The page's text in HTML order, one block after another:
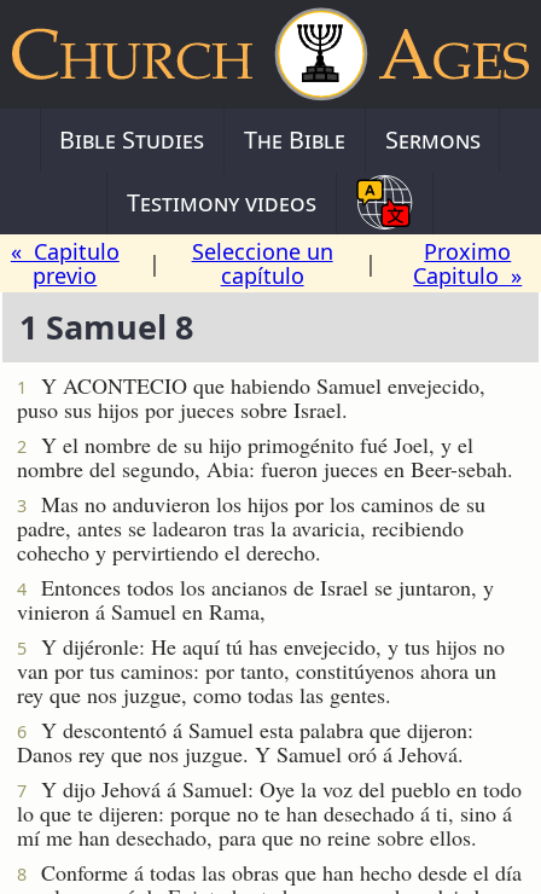
Bible Studies The Bible
Sermons
Testimony videos
« Capitulo
previo
|
Seleccione un
capítulo
|
Proximo
Capitulo »
1 Samuel 8
1
Y ACONTECIO que habiendo Samuel envejecido,
puso sus hijos por jueces sobre Israel.
2
Y el nombre de su hijo primogénito fué Joel, y el
nombre del segundo, Abia: fueron jueces en Beer-sebah.
3
Mas no anduvieron los hijos por los caminos de su
padre, antes se ladearon tras la avaricia, recibiendo
cohecho y pervirtiendo el derecho.
4
Entonces todos los ancianos de Israel se juntaron, y
vinieron á Samuel en Rama,
5
Y dijéronle: He aquí tú has envejecido, y tus hijos no
van por tus caminos: por tanto, constitúyenos ahora un
rey que nos juzgue, como todas las gentes.
6
Y descontentó á Samuel esta palabra que dijeron:
Danos rey que nos juzgue. Y Samuel oró á Jehová.
7
Y dijo Jehová á Samuel: Oye la voz del pueblo en todo
lo que te dijeren: porque no te han desechado á ti, sino á
mí me han desechado, para que no reine sobre ellos.
8
Conforme á todas las obras que han hecho desde el día